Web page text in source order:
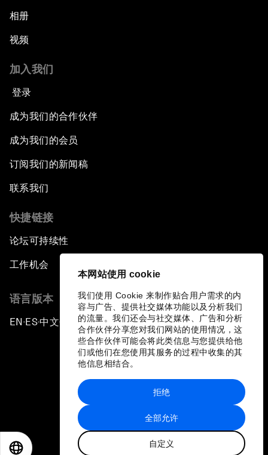
本网站使用 cookie
我们使用 Cookie 来制作贴合用户需求的内
容与广告、提供社交媒体功能以及分析我们
的流量。我们还会与社交媒体、广告和分析
合作伙伴分享您对我们网站的使用情况，这
些合作伙伴可能会将此类信息与您提供给他
们或他们在您使用其服务的过程中收集的其
他信息相结合。
全部允许
自定义
拒绝
相册
视频
加入我们
登录
成为我们的合作伙伴
成为我们的会员
订阅我们的新闻稿
联系我们
快捷链接
论坛可持续性
工作机会
语言版本
EN ▪ ES▪中文▪ 日本語
站点地图
世界经济论坛